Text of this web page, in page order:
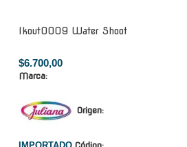
Ikout0009 Water Shoot
$6.700,00
Marca:
Origen: